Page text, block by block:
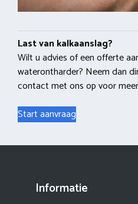
Last van kalkaanslag?
Wilt u advies of een offerte
waterontharder? Neem dan
contact met ons op voor
Start aanvraag
Informatie